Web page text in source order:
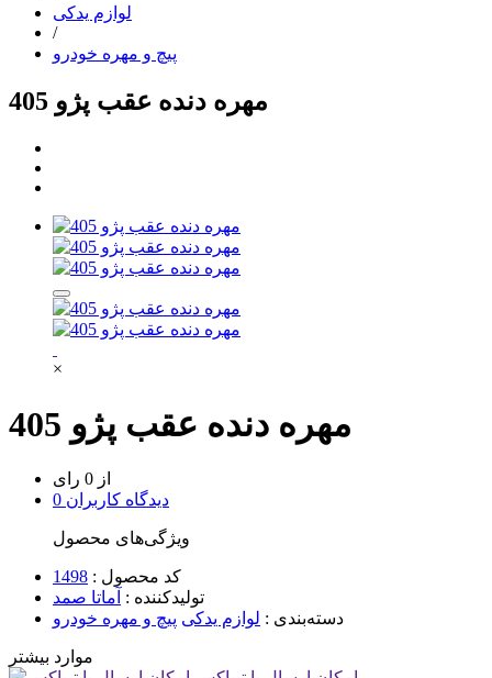
لوازم یدکی
/
پیچ و مهره خودرو
مهره دنده عقب پژو 405
×
مهره دنده عقب پژو 405
از 0 رای
0 دیدگاه کاربران
ویژگی‌های محصول
کد محصول : 1498
تولیدکننده : آماتا صمد
دسته‌بندی : لوازم یدکی پیچ و مهره خودرو
موارد بیشتر